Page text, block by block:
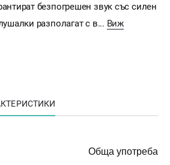
безпогрешен звук със силен
разполагат с в... Виж
Обща употреба